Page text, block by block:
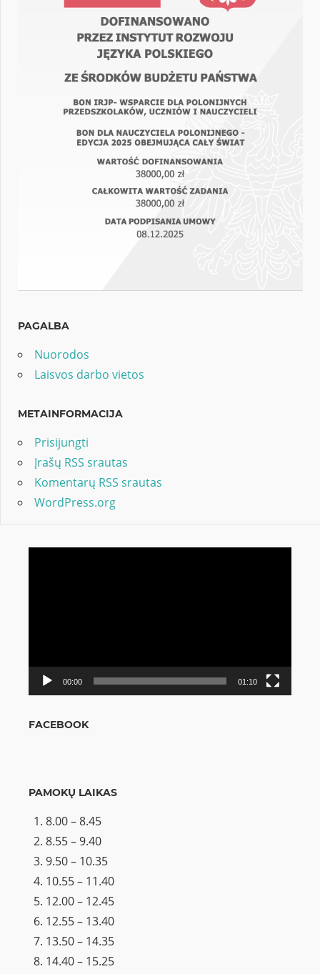
PAGALBA
Nuorodos
Laisvos darbo vietos
METAINFORMACIJA
Prisijungti
Įrašų RSS srautas
Komentarų RSS srautas
WordPress.org
00:00 01:10
FACEBOOK
PAMOKŲ LAIKAS
8.00 – 8.45
8.55 – 9.40
9.50 – 10.35
10.55 – 11.40
12.00 – 12.45
12.55 – 13.40
13.50 – 14.35
14.40 – 15.25